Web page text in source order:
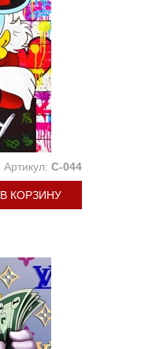
Артикул: C-044
В КОРЗИНУ